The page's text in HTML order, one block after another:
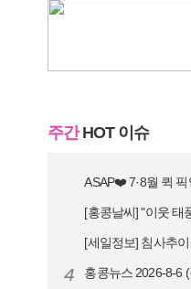
주간HOT 이슈
ASAP❤️ 7·8월 퀵
[홍콩날씨] "이웃 태풍까
[세일정보] 침사추이 명품
4 홍콩뉴스 2026-8-6